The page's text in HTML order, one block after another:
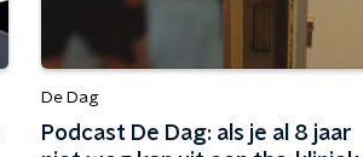
De Dag
Podcast De Dag: als je al 8 jaar